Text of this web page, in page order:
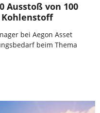
Ausstoß von 100
bei Aegon Asset
beim Thema